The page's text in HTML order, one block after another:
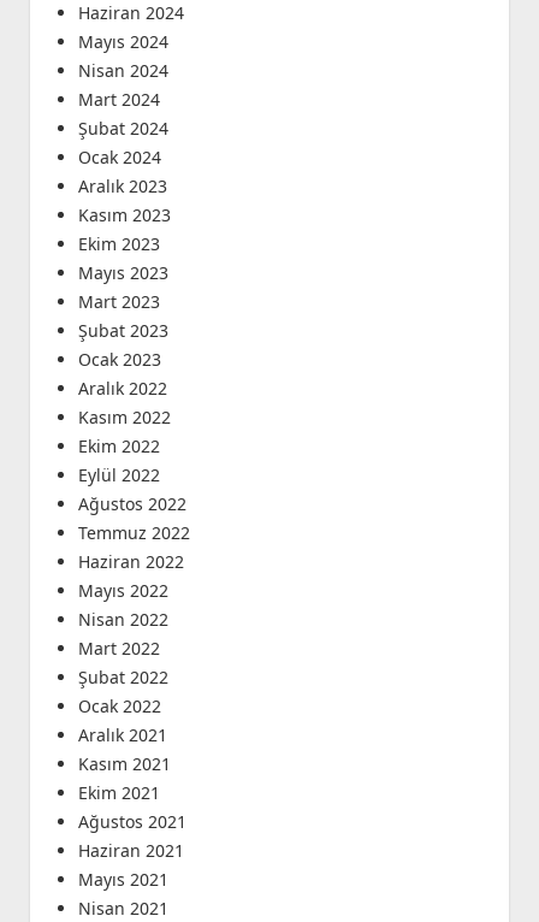
Haziran 2024
Mayıs 2024
Nisan 2024
Mart 2024
Şubat 2024
Ocak 2024
Aralık 2023
Kasım 2023
Ekim 2023
Mayıs 2023
Mart 2023
Şubat 2023
Ocak 2023
Aralık 2022
Kasım 2022
Ekim 2022
Eylül 2022
Ağustos 2022
Temmuz 2022
Haziran 2022
Mayıs 2022
Nisan 2022
Mart 2022
Şubat 2022
Ocak 2022
Aralık 2021
Kasım 2021
Ekim 2021
Ağustos 2021
Haziran 2021
Mayıs 2021
Nisan 2021